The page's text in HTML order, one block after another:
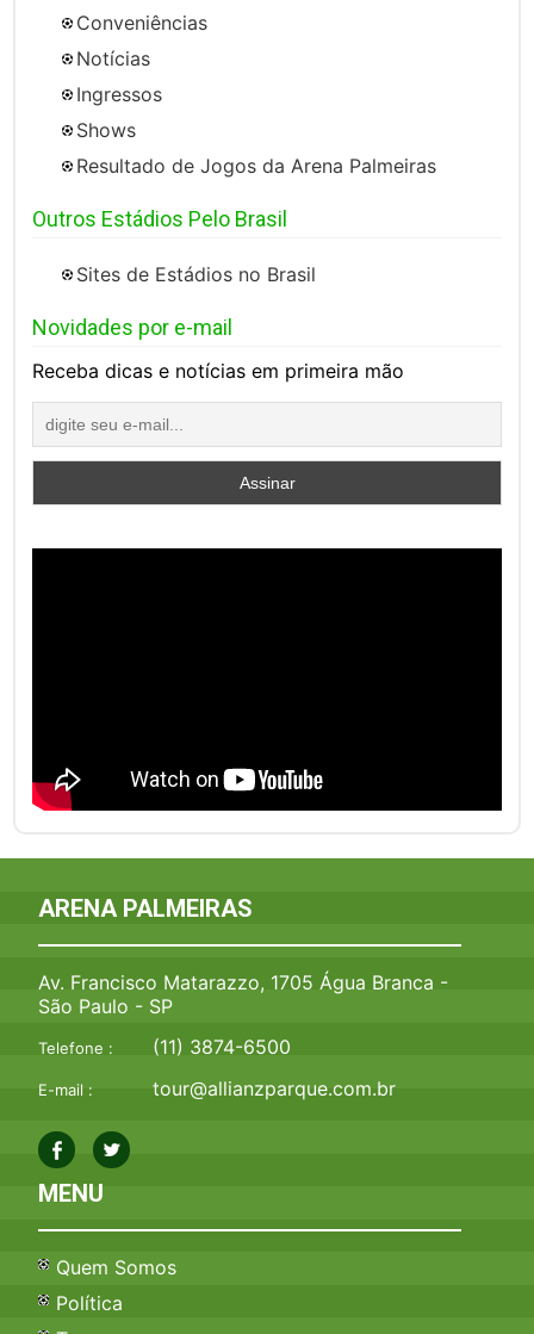
Conveniências
Notícias
Ingressos
Shows
Resultado de Jogos da Arena Palmeiras
Outros Estádios Pelo Brasil
Sites de Estádios no Brasil
Novidades por e-mail
Receba dicas e notícias em primeira mão
ARENA PALMEIRAS
Av. Francisco Matarazzo, 1705 Água Branca -
São Paulo - SP
Telefone : (11) 3874-6500
E-mail : tour@allianzparque.com.br
MENU
Quem Somos
Política